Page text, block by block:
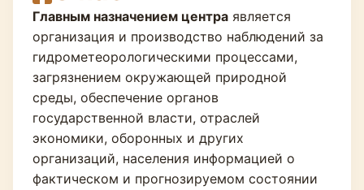
Главным назначением центра является
организация и производство наблюдений за
гидрометеорологическими процессами,
загрязнением окружающей природной
среды, обеспечение органов
государственной власти, отраслей
экономики, оборонных и других
организаций, населения информацией о
фактическом и прогнозируемом состоянии